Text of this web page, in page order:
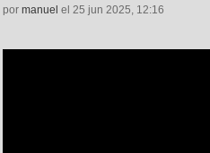
por manuel el 25 jun 2025, 12:16